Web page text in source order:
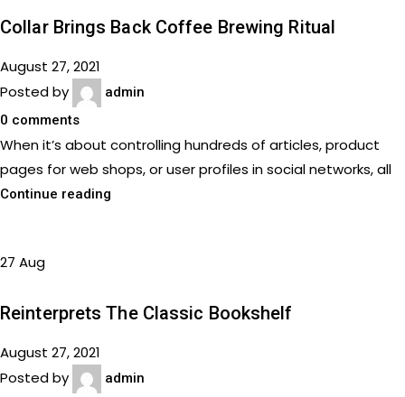
Collar Brings Back Coffee Brewing Ritual
August 27, 2021
Posted by
admin
0 comments
When it’s about controlling hundreds of articles, product
pages for web shops, or user profiles in social networks, all
Continue reading
27 Aug
Reinterprets The Classic Bookshelf
August 27, 2021
Posted by
admin